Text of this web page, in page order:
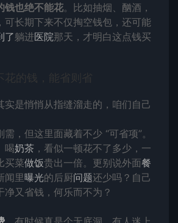
钱也绝不能花。比如抽烟、酗酒，
可长期下来不仅掏空钱包，还可能
了躺进医院那天，才明白这点钱买
花的钱，能省则省
实是悄悄从指缝溜走的，咱们自己
，但这里面藏着不少 “可省项”。
喝奶茶 ，看似一顿花不了多少，一
买菜做饭贵出一倍。更别说外面餐
闻里曝光的后厨问题还少吗？自己
净又省钱，何乐而不为？